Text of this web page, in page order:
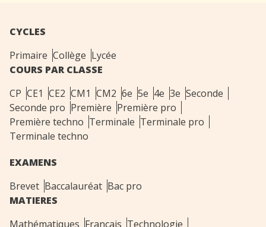
CYCLES
Primaire Collège Lycée
COURS PAR CLASSE
CP CE1 CE2 CM1 CM2 6e 5e 4e 3e Seconde
Seconde pro Première Première pro
Première techno Terminale Terminale pro
Terminale techno
EXAMENS
Brevet Baccalauréat Bac pro
MATIERES
Mathématiques Français Technologie